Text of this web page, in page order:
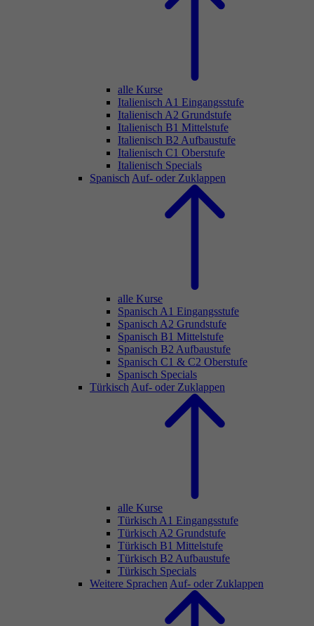
alle Kurse
Italienisch A1 Eingangsstufe
Italienisch A2 Grundstufe
Italienisch B1 Mittelstufe
Italienisch B2 Aufbaustufe
Italienisch C1 Oberstufe
Italienisch Specials
Spanisch Auf- oder Zuklappen
alle Kurse
Spanisch A1 Eingangsstufe
Spanisch A2 Grundstufe
Spanisch B1 Mittelstufe
Spanisch B2 Aufbaustufe
Spanisch C1 & C2 Oberstufe
Spanisch Specials
Türkisch Auf- oder Zuklappen
alle Kurse
Türkisch A1 Eingangsstufe
Türkisch A2 Grundstufe
Türkisch B1 Mittelstufe
Türkisch B2 Aufbaustufe
Türkisch Specials
Weitere Sprachen Auf- oder Zuklappen